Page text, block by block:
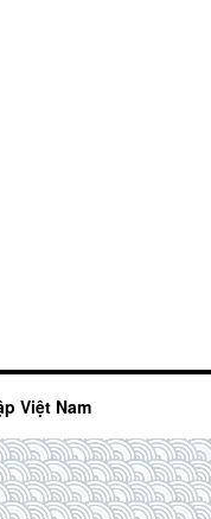
Việt Nam